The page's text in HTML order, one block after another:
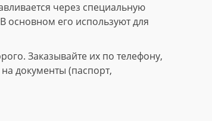
через специальную
основном его используют для
Заказывайте их по телефону,
документы (паспорт,